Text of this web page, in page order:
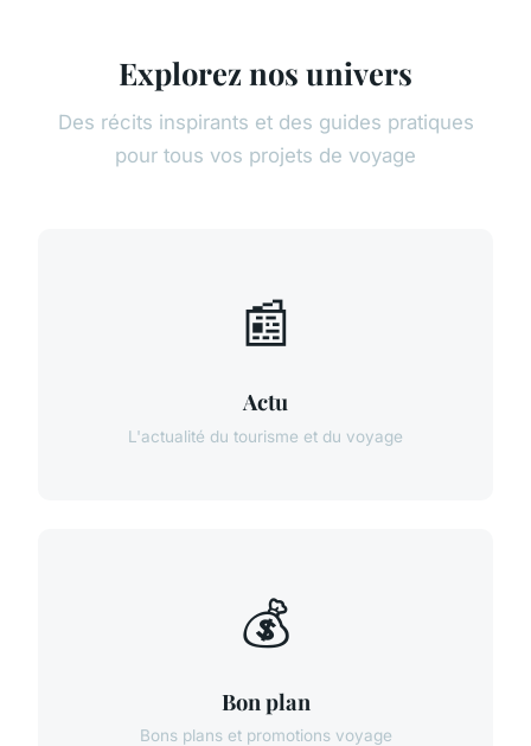
Explorez nos univers
Des récits inspirants et des guides pratiques
pour tous vos projets de voyage
📰
Actu
L'actualité du tourisme et du voyage
💰
Bon plan
Bons plans et promotions voyage